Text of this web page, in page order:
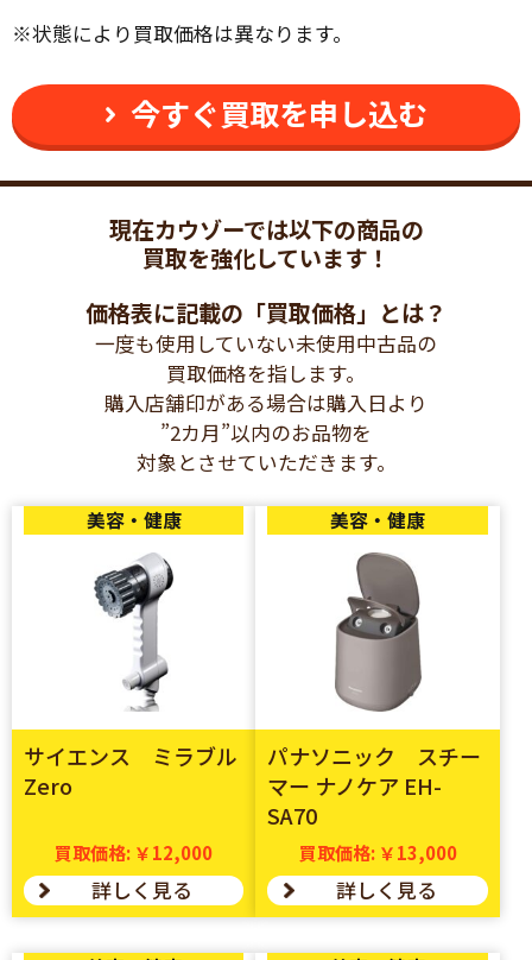
状態により買取価格は異なります。
今すぐ買取を申し込む
現在カウゾーでは以下の商品の
買取を強化しています！
価格表に記載の「買取価格」とは？
一度も使用していない未使用中古品の
買取価格を指します。
購入店舗印がある場合は購入日より
”2カ月”以内のお品物を
対象とさせていただきます。
美容・健康
サイエンス ミラブル
Zero
買取価格: ￥12,000
詳しく見る
美容・健康
パナソニック スチー
マー ナノケア EH-
SA70
買取価格: ￥13,000
詳しく見る